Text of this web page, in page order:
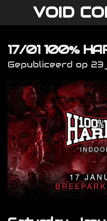
direct
de
hoofdinhoud
VOID
17/01 100%
Gepubliceerd op